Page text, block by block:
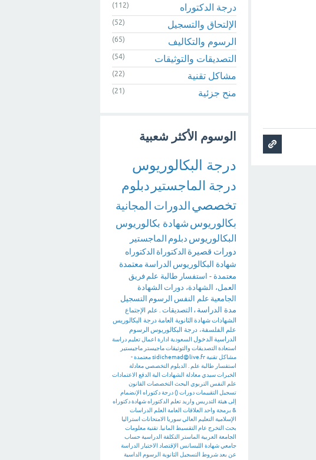
درجة الدكتوراه (112)
الإلتحاق والتسجيل (52)
الرسوم والتكاليف (65)
التصديقات والتوثيقات (54)
مشاكل تقنية (22)
منح جزئية (21)
الوسوم الأكثر شعبية
درجة البكالوريوس
درجة الماجستير دبلوم
تخصصيالدورات المجانية
بكالوريوس شهادة بكالوريوس
البكالوريوس دبلوم الماجستير
دورات قصيرة الدكتوراة الدكتوراه
شهادة البكالوريوس الدراسة معتمدة
معتمدة - استفسار طالبة علم فريق
العمل، الشهادة، دورات الشهادة
الجامعية علم النفس الرسوم التسجيل
مدة الدراسة ، التصديقات . علم الإجتماع
الشهاداتشهادة الثانوية العامةدرجة البكالوريس
علم الفلسفة، درجة البكالوريوس الرسوم
الدراسية الدخول السعودية ادارة اعمالتعليم دراسة
استعادة التصديقات والتوثيقاتماجيستر ماجيستير
مشاكل تقنيةsidichemad@live.frمعتمدة -
استفسار طالبة علم . الدبلوم التخصصيمعادلة
الخبراتسيديمعادلة الشهادات الية الدفع الاعتمادات
علم النفس التربوي البحث التخصصات القانون
تسجيل التقييماتدورات()درجة دكتوراه الإنضمام
إلى هيئة التدريس واريد تعلم الدكتوراهشهادة دكتوراه
& برمجة واحد العلاقات العامة العلم الدراسات
الإسلامية التعليم العاليسوريا الامتحانات استراليا
بحث التخرج عام التقسيط المانيا. تقنية معلومات
الجامعة العربية الماستر التكلفة الدراسيةحساب
جامعيشهادة الليسانس الإقتصاد الاختبار
الدراسة
عن بعدشروط التسجيل الثانوية الرسوم الداسية